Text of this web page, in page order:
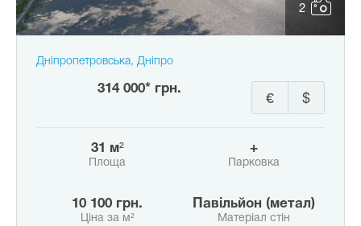
2
Дніпропетровська, Дніпро
314 000* грн.
$
€
31 м²
Площа
+
Парковка
10 100 грн.
Ціна за м²
Павільйон (метал)
Матеріал стін